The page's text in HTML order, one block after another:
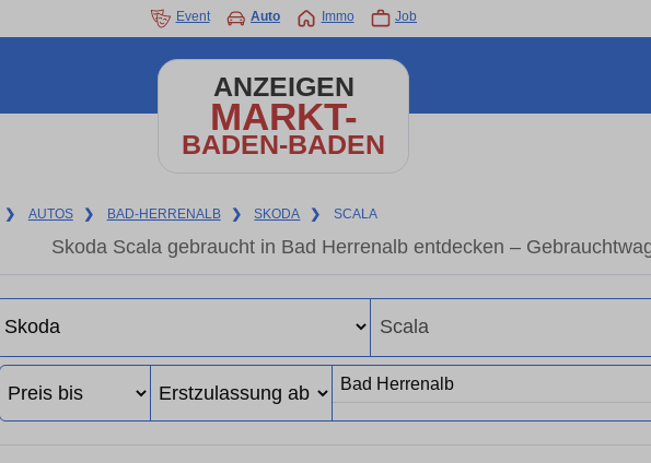
Event Auto Immo Job
ANZEIGEN
MARKT-
BADEN-BADEN
❯ AUTOS ❯ BAD-HERRENALB ❯ SKODA ❯ SCALA
Skoda Scala gebraucht in Bad Herrenalb entdecken –